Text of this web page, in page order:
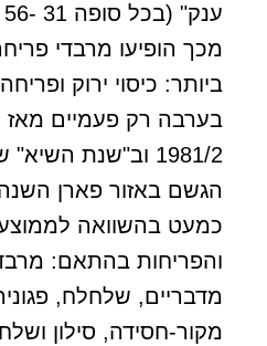
מכך הופיעו מרבדי
ביותר: כיסוי ירוק
בערבה רק פעמיים
הגשם באזור פארן
כמעט בהשוואה
והפריחות בהתאם:
מדבריים, שלחלח,
מקור-חסידה, סילון